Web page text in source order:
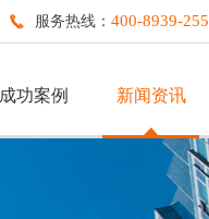
服务热线： 400-8939-255
成功案例 新闻资讯